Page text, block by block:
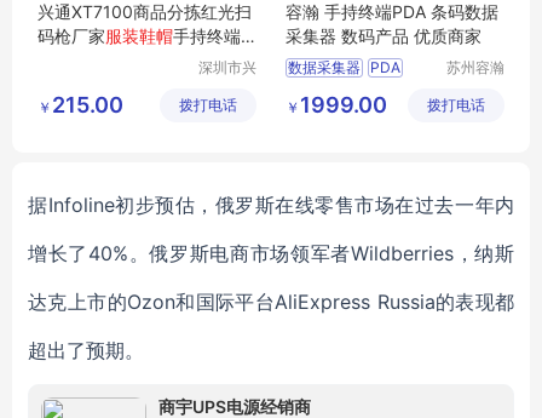
兴通XT7100商品分拣红光扫
码枪厂家服装鞋帽手持终端P
深圳市兴
技有限公
￥ 215.00 拨打电话
容瀚 手持终端PDA 条码数据
采集器 数码产品 优质商家
数据采集器 PDA
防爆PDA
苏州容瀚
有限公司
￥ 1999.00 拨打电话
据Infoline初步预估 ，俄罗斯在线零售市场在过去一年内
增长了 40%。俄罗斯电商市场领军者Wildberries，纳斯
达克上市的Ozon和国际平台AliExpress Russia的表现都
超出了预期。
商宇UPS电源经销商